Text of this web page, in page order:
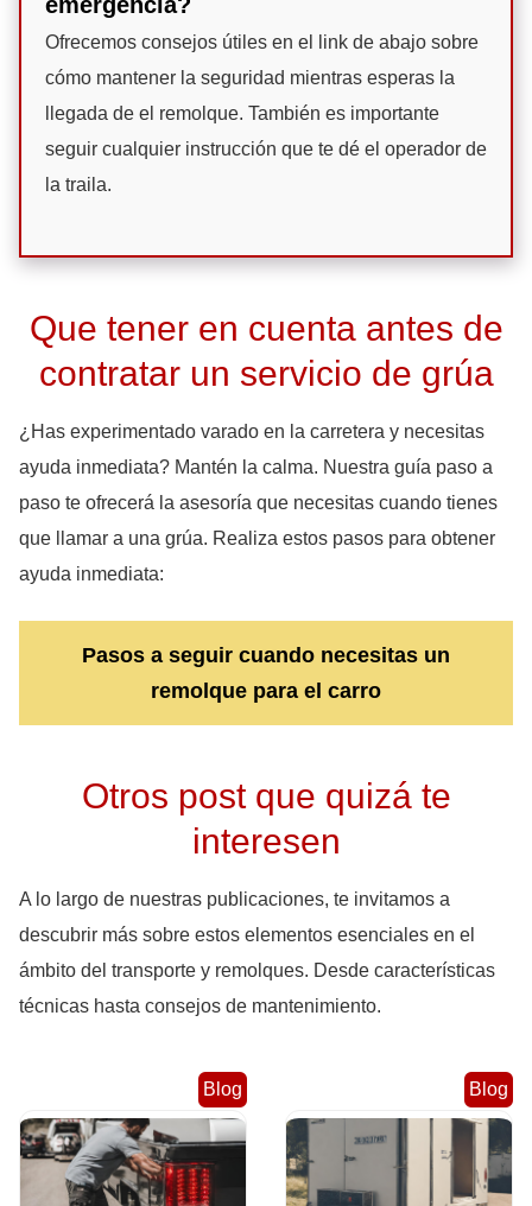
Ofrecemos consejos útiles en el link de abajo sobre
cómo mantener la seguridad mientras esperas la
llegada de el remolque. También es importante
seguir cualquier instrucción que te dé el operador de
la traila.
Que tener en cuenta antes de
contratar un servicio de grúa
¿Has experimentado varado en la carretera y necesitas
ayuda inmediata? Mantén la calma. Nuestra guía paso a
paso te ofrecerá la asesoría que necesitas cuando tienes
que llamar a una grúa. Realiza estos pasos para obtener
ayuda inmediata:
Pasos a seguir cuando necesitas un
remolque para el carro
Otros post que quizá te
interesen
A lo largo de nuestras publicaciones, te invitamos a
descubrir más sobre estos elementos esenciales en el
ámbito del transporte y remolques. Desde características
técnicas hasta consejos de mantenimiento.
Blog Blog